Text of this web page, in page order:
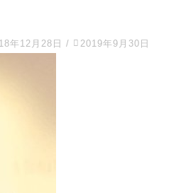
年12月28日 / 2019年9月30日